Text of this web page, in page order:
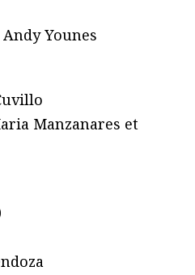
Younes
Manzanares et